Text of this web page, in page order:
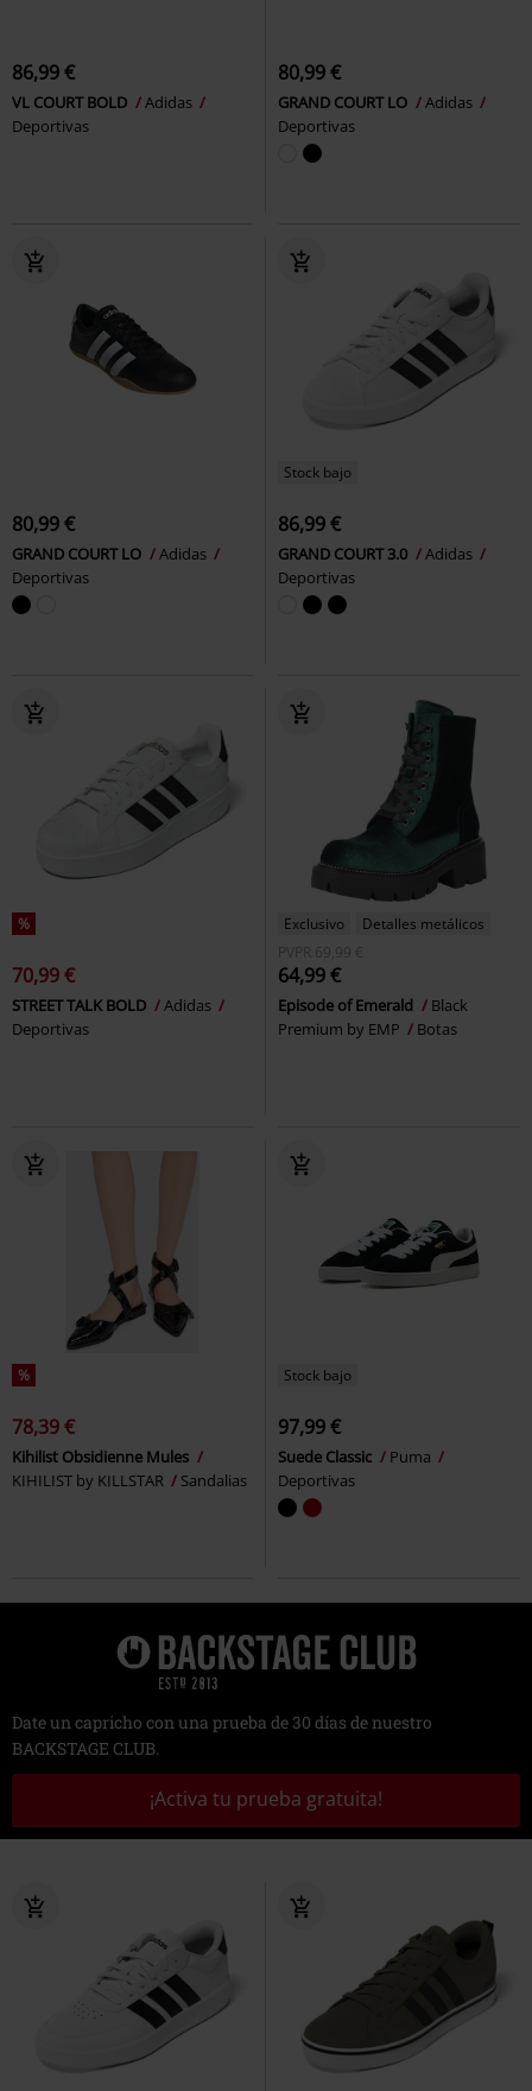
86,99 €
VL COURT BOLD
Adidas
Deportivas
80,99 €
GRAND COURT LO
Adidas
Deportivas
80,99 €
GRAND COURT LO
Adidas
Deportivas
Stock bajo
86,99 €
GRAND COURT 3.0
Adidas
Deportivas
%
70,99 €
STREET TALK BOLD
Adidas
Deportivas
Exclusivo
Detalles metálicos
PVPR 69,99 €
64,99 €
Episode of Emerald
Black
Premium by EMP
Botas
%
78,39 €
Kihilist Obsidienne Mules
KIHILIST by KILLSTAR
Sandalias
Stock bajo
97,99 €
Suede Classic
Puma
Deportivas
Date un capricho con una prueba de 30 días de nuestro
BACKSTAGE CLUB.
¡Activa tu prueba gratuita!